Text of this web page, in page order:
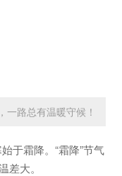
一路总有温暖守候！
于霜降。“霜降”节气
差大。